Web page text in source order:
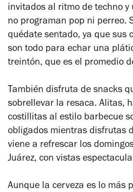
invitados al ritmo de techno y
no programan pop ni perreo.
quédate sentado, ya que sus
son todo para echar una
treintón, que es el promedio
También disfruta de snacks
sobrellevar la resaca. Alitas,
costillitas al estilo barbecue
obligados mientras disfrutas
viene a refrescar los
Juárez, con vistas
Aunque la cerveza es lo más